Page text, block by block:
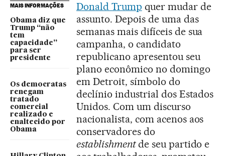
MAIS INFORMAÇÕES
Obama diz que
Trump “não
tem
capacidade”
para ser
presidente
Os democratas
renegam
tratado
comercial
realizado e
enaltecido por
Obama
Donald Trump quer mudar de
assunto. Depois de uma das
semanas mais difíceis de sua
campanha, o candidato
republicano apresentou seu
plano econômico no domingo
em Detroit, símbolo do
declínio industrial dos Estados
Unidos. Com um discurso
nacionalista, com acenos aos
conservadores do
establishmentde seu partido e